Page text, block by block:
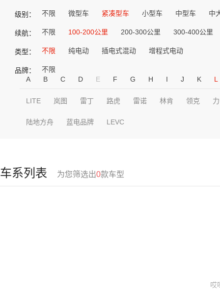
级别： 不限 微型车 紧凑型车 小型车 中型车 中
续航： 不限 100-200公里 200-300公里 300-400公里
类型： 不限 纯电动 插电式混动 增程式电动
品牌：
不限
A
B C D E F G H I J K L
LITE 岚图 雷丁 路虎 雷诺 林肯 领克
陆地方舟 蓝电品牌 LEVC
车系列表 为您筛选出0款车型
哎